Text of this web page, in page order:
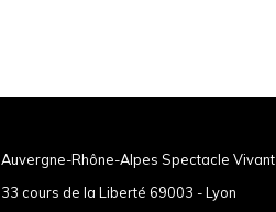
Auvergne-Rhône-Alpes Spectacle Vivant
33 cours de la Liberté 69003 - Lyon